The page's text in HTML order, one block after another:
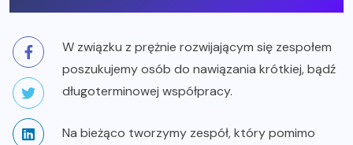
W związku z prężnie rozwijającym się zespołem
poszukujemy osób do nawiązania krótkiej, bądź
długoterminowej współpracy.
Na bieżąco tworzymy zespół, który pomimo